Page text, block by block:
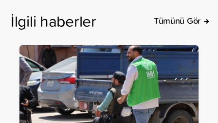
İlgili haberler Tümünü Gör